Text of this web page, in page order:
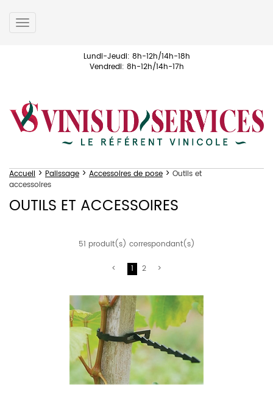
Toggle
navigation
Lundi-Jeudi: 8h-12h/14h-18h
Vendredi: 8h-12h/14h-17h
Accueil > Palissage > Accessoires de pose > Outils et
accessoires
OUTILS ET ACCESSOIRES
51 produit(s) correspondant(s)
1 2